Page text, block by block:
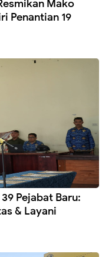
Mako
Penantian 19
Pejabat Baru:
& Layani